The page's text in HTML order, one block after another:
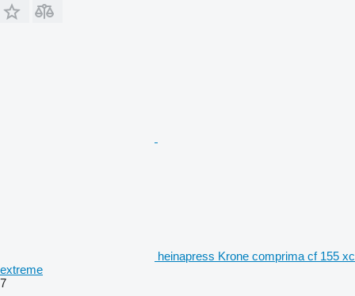
heinapress Krone comprima cf 155 xc
extreme
7